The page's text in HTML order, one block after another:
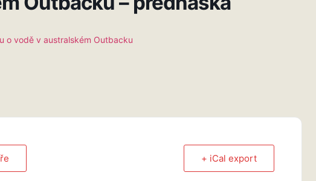
o vodě v australském Outbacku
+ iCal export